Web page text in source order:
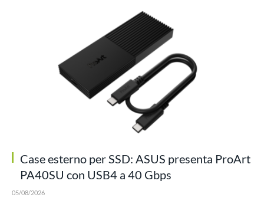
Case esterno per SSD: ASUS presenta ProArt
PA40SU con USB4 a 40 Gbps
05/08/2026